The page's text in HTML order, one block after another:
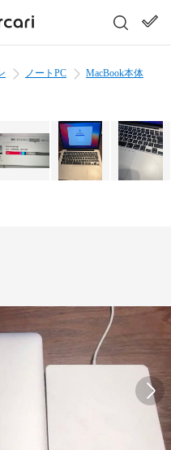
ノートPC MacBook本体